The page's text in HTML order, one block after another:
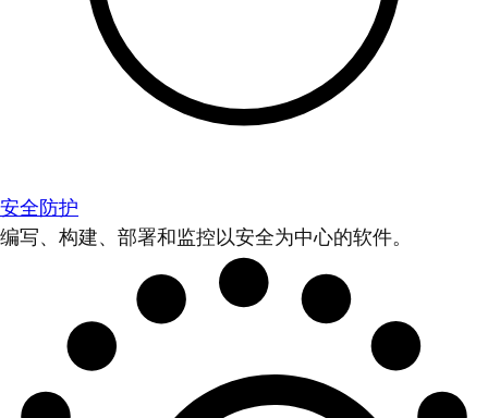
安全防护
编写、构建、部署和监控以安全为中心的软件。